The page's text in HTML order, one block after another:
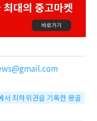
서 최하위권을 기록한 몽골